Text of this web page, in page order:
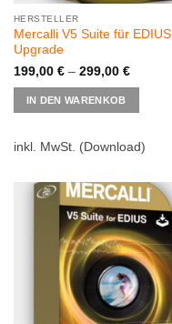
HERSTELLER
Mercalli V5 Suite für
Upgrade
199,00 €– 299,00 €
IN DEN WARENKOB
auf.
Die
auf
der
inkl. MwSt. (Download)